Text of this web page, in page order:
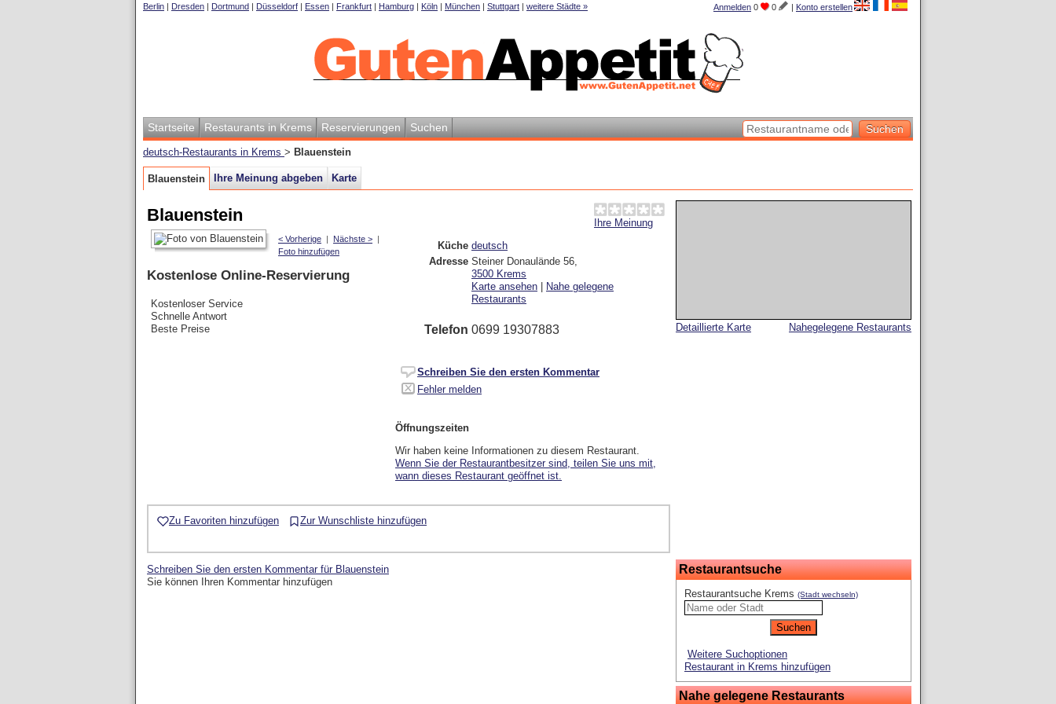
Anmelden 0 0 | Konto erstellen
Berlin | Dresden | Dortmund | Düsseldorf | Essen | Frankfurt | Hamburg | Köln | München | Stuttgart | weitere Städte »
Startseite Restaurants in Krems Reservierungen Suchen
deutsch-Restaurants in Krems > Blauenstein
Blauenstein Ihre Meinung abgeben Karte
Nahegelegene Restaurants
Detaillierte Karte
Restaurantsuche
Restaurantsuche Krems (Stadt wechseln)
Weitere Suchoptionen
Restaurant in Krems hinzufügen
Nahe gelegene Restaurants
Ihre Meinung
Blauenstein
Küche deutsch
Adresse Steiner Donaulände 56,
3500 Krems
Karte ansehen
Nahe gelegene
Restaurants
Telefon 0699 19307883
Schreiben Sie den ersten Kommentar
Fehler melden
Öffnungszeiten
Wir haben keine Informationen zu diesem Restaurant.
Wenn Sie der Restaurantbesitzer sind, teilen Sie uns mit,
wann dieses Restaurant geöffnet ist.
< Vorherige | Nächste > |
Foto hinzufügen
Kostenlose Online-Reservierung
Kostenloser Service
Schnelle Antwort
Beste Preise
Zu Favoriten hinzufügen Zur Wunschliste hinzufügen
Schreiben Sie den ersten Kommentar für Blauenstein
Sie können Ihren Kommentar hinzufügen